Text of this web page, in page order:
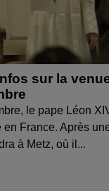
sur la
le pape Léon
France. Après
à Metz, où il...